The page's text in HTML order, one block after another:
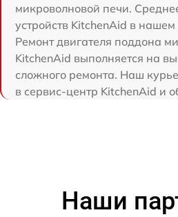
микроволновой печи.
устройств KitchenAid в
Ремонт двигателя поддона
KitchenAid выполняется на
сложного ремонта. Наш
в сервис-центр KitchenAid и
Наши